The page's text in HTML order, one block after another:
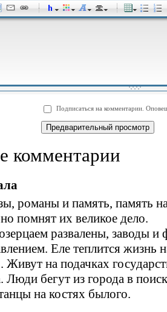
-
-
-
-
-
-
-
-
-
Подписаться на комментарии.
комментарии
романы и память, память
помнят их великое дело.
развалены, заводы
Еле теплится жизнь
на подачках
Люди бегут из города в
на костях былого.